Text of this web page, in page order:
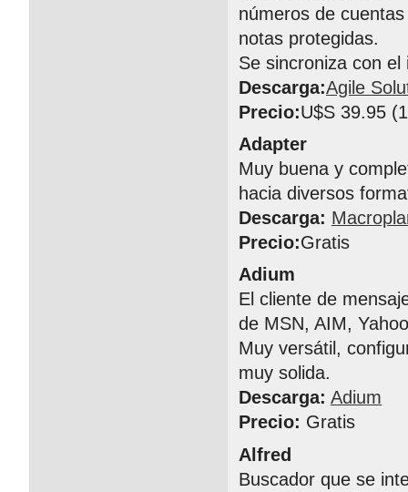
números de
notas protegidas.
Se sincroniza con
Descarga:Agile
Precio:U$S 39.95
Adapter
Muy buena y
hacia diversos
Descarga:
Precio:Gratis
Adium
El cliente de
de MSN, AIM,
Muy versátil,
muy solida.
Descarga: Adium
Precio: Gratis
Alfred
Buscador que se